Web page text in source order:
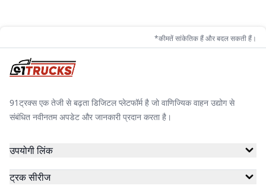
*कीमतें सांकेतिक हैं और बदल सकती हैं।
91ट्रक्स एक तेजी से बढ़ता डिजिटल प्लेटफॉर्म है जो वाणिज्यिक वाहन उद्योग से
संबंधित नवीनतम अपडेट और जानकारी प्रदान करता है।
उपयोगी लिंक
ट्रक सीरीज